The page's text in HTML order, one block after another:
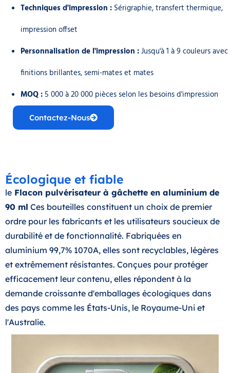
Techniques d'impression : Sérigraphie, transfert thermique,
impression offset
Personnalisation de l'impression :Jusqu'à 1 à 9 couleurs avec
finitions brillantes, semi-mates et mates
MOQ : 5 000 à 20 000 pièces selon les besoins d'impression
Contactez-Nous
Écologique et fiable
le Flacon pulvérisateur à gâchette en aluminium de
90 ml Ces bouteilles constituent un choix de premier
ordre pour les fabricants et les utilisateurs soucieux de
durabilité et de fonctionnalité. Fabriquées en
aluminium 99,7% 1070A, elles sont recyclables, légères
et extrêmement résistantes. Conçues pour protéger
efficacement leur contenu, elles répondent à la
demande croissante d'emballages écologiques dans
des pays comme les États-Unis, le Royaume-Uni et
l'Australie.